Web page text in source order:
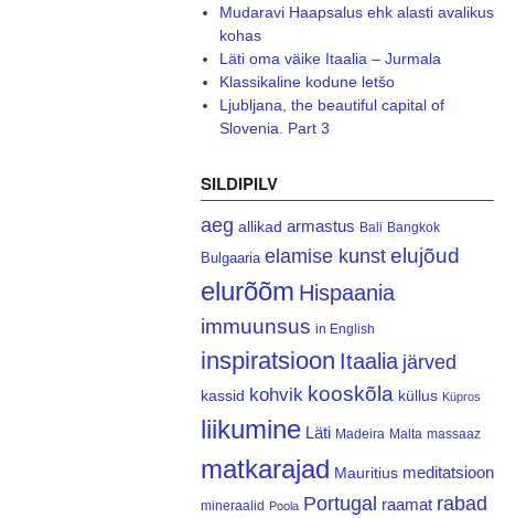
Mudaravi Haapsalus ehk alasti avalikus
kohas
Läti oma väike Itaalia – Jurmala
Klassikaline kodune letšo
Ljubljana, the beautiful capital of
Slovenia. Part 3
SILDIPILV
aeg allikad armastus Bali Bangkok
Bulgaaria elamise kunst elujõud
elurõõm Hispaania
immuunsus in English
inspiratsioon Itaalia järved
kassid kohvik kooskõla küllus Küpros
liikumine Läti Madeira Malta massaaz
matkarajad Mauritius meditatsioon
mineraalid Poola Portugal raamat rabad